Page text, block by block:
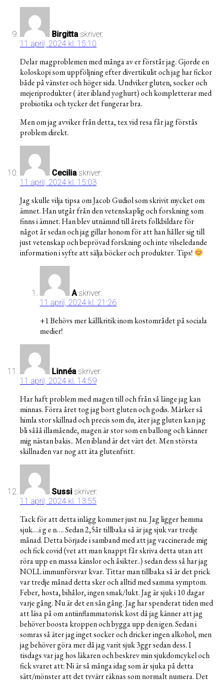
Birgitta skriver:
11 april, 2024 kl. 15:10
Delar magproblemen med många av er förstår jag. Gjorde en
koloskopi som uppföljning efter divertikulit och jag har fickor
både på vänster och höger sida. Undviker gluten, socker och
mejeriprodukter ( äter ibland yoghurt) och kompletterar med
probiotika och tycker det fungerar bra.
Men om jag avviker från detta, tex vid resa får jag förstås
problem direkt.
Cecilia skriver:
11 april, 2024 kl. 15:03
Jag skulle vilja tipsa om Jacob Gudiol som skrivit mycket om
ämnet. Han utgår från den vetenskaplig och forskning som
finns i ämnet. Han blev utnämnd till årets folkbildare för
något år sedan och jag gillar honom för att han håller sig till
just vetenskap och beprövad forskning och inte vilseledande
information i syfte att sälja böcker och produkter. Tips!
A skriver:
11 april, 2024 kl. 21:26
+1 Behövs mer källkritik inom kostområdet på sociala
medier!
Linnéa skriver:
11 april, 2024 kl. 14:59
Har haft problem med magen till och från så länge jag kan
minnas. Förra året tog jag bort gluten och godis. Märker så
himla stor skillnad och precis som du, äter jag gluten kan jag
bli sååå illamående, magen är stor som en ballong och känner
mig nästan bakis.. Men ibland är det värt det. Men största
skillnaden var nog att äta glutenfritt.
Sussi skriver:
11 april, 2024 kl. 13:55
Tack för att detta inlägg kommer just nu. Jag ligger hemma
sjuk….i g e n…. Sedan 2,5år tillbaka så är jag sjuk var tredje
månad. Detta började i samband med att jag vaccinerade mig
och fick covid (vet att man knappt får skriva detta utan att
röra upp en massa känslor och åsikter..) sedan dess så har jag
NOLL immunförsvar kvar. Tittar man tillbaka så är det prick
var tredje månad detta sker och alltid med samma symptom.
Feber, hosta, bihålor, ingen smak/lukt. Jag är sjuk i 10 dagar
varje gång. Nu är det en sån gång. Jag har spenderat tiden med
att läsa på om antiinflammatorisk kost då jag känner att jag
behöver boosta kroppen och bygga upp den igen. Sedan i
somras så äter jag inget socker och dricker ingen alkohol, men
jag behöver göra mer då jag varit sjuk 3ggr sedan dess. I
tisdags var jag hos läkaren och beskrev min sjukdomcykel och
fick svaret att: Ni är så många idag som är sjuka på detta
sätt/mönster att det tyvärr räknas som normalt numera. Det